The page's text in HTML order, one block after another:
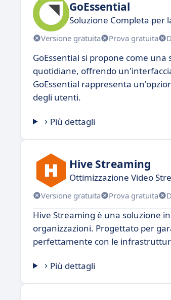
GoEssential
Soluzione Completa per
Versione gratuita Prova gratuita
GoEssential si propone come
quotidiane, offrendo
GoEssential rappresenta
degli utenti.
Più dettagli
Hive Streaming
Ottimizzazione Video
Versione gratuita Prova gratuita
Hive Streaming è una soluzione
organizzazioni. Progettato per
perfettamente con le
Più dettagli